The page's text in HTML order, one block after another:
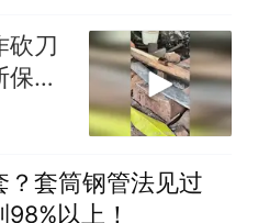
砍刀
留
套筒钢管法见过
以上！